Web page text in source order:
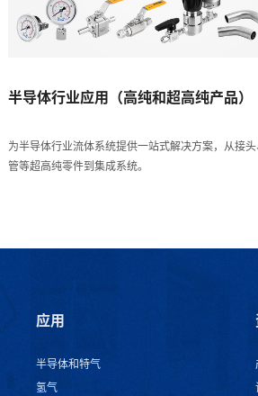
半导体行业应用（高纯和超高纯产品）
为半导体行业流体系统提供一站式解决方案，从接
管等超高纯零件到集成系统。
应用
半导体和特气
氢气